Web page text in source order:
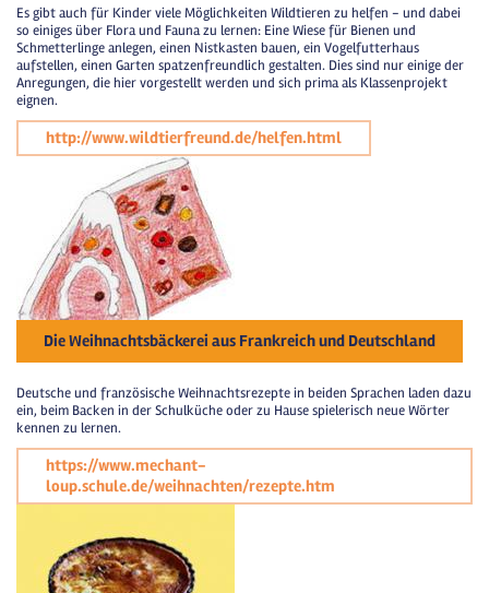
Es gibt auch für Kinder viele Möglichkeiten Wildtieren zu helfen - und dabei
so einiges über Flora und Fauna zu lernen: Eine Wiese für Bienen und
Schmetterlinge anlegen, einen Nistkasten bauen, ein Vogelfutterhaus
aufstellen, einen Garten spatzenfreundlich gestalten. Dies sind nur einige der
Anregungen, die hier vorgestellt werden und sich prima als Klassenprojekt
eignen.
http://www.wildtierfreund.de/helfen.html
Die Weihnachtsbäckerei aus Frankreich und Deutschland
Deutsche und französische Weihnachtsrezepte in beiden Sprachen laden dazu
ein, beim Backen in der Schulküche oder zu Hause spielerisch neue Wörter
kennen zu lernen.
https://www.mechant-
loup.schule.de/weihnachten/rezepte.htm